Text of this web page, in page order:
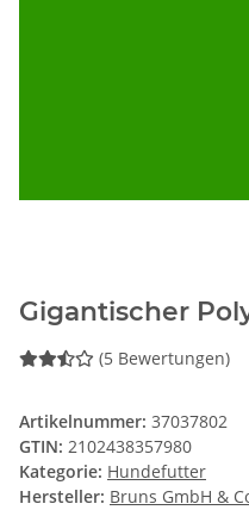
Gigantischer
(5 Bewertungen)
Artikelnummer: 37037802
GTIN: 2102438357980
Kategorie: Hundefutter
Hersteller: Bruns GmbH &